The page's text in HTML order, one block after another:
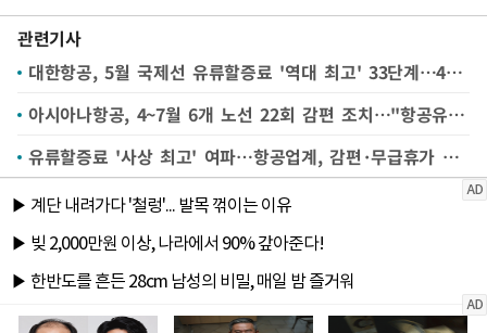
관련기사
대한항공, 5월 국제선 유류할증료 '역대 최고' 33단계…4월 대비 최대 2배 '껑충'
아시아나항공, 4~7월 6개 노선 22회 감편 조치…"항공유 급등 영향"
유류할증료 '사상 최고' 여파…항공업계, 감편·무급휴가 등 수익 방어 총력